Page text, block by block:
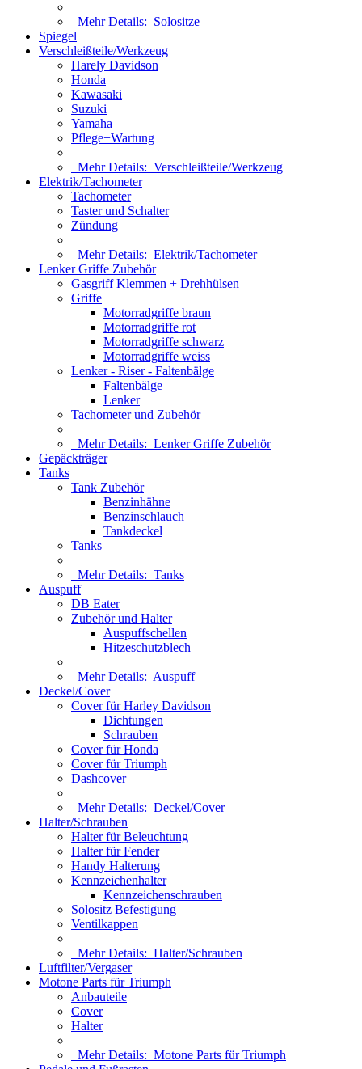
Mehr Details: Solositze
Spiegel
Verschleißteile/Werkzeug
Harely Davidson
Honda
Kawasaki
Suzuki
Yamaha
Pflege+Wartung
Mehr Details: Verschleißteile/Werkzeug
Elektrik/Tachometer
Tachometer
Taster und Schalter
Zündung
Mehr Details: Elektrik/Tachometer
Lenker Griffe Zubehör
Gasgriff Klemmen + Drehhülsen
Griffe
Motorradgriffe braun
Motorradgriffe rot
Motorradgriffe schwarz
Motorradgriffe weiss
Lenker - Riser - Faltenbälge
Faltenbälge
Lenker
Tachometer und Zubehör
Mehr Details: Lenker Griffe Zubehör
Gepäckträger
Tanks
Tank Zubehör
Benzinhähne
Benzinschlauch
Tankdeckel
Tanks
Mehr Details: Tanks
Auspuff
DB Eater
Zubehör und Halter
Auspuffschellen
Hitzeschutzblech
Mehr Details: Auspuff
Deckel/Cover
Cover für Harley Davidson
Dichtungen
Schrauben
Cover für Honda
Cover für Triumph
Dashcover
Mehr Details: Deckel/Cover
Halter/Schrauben
Halter für Beleuchtung
Halter für Fender
Handy Halterung
Kennzeichenhalter
Kennzeichenschrauben
Solositz Befestigung
Ventilkappen
Mehr Details: Halter/Schrauben
Luftfilter/Vergaser
Motone Parts für Triumph
Anbauteile
Cover
Halter
Mehr Details: Motone Parts für Triumph